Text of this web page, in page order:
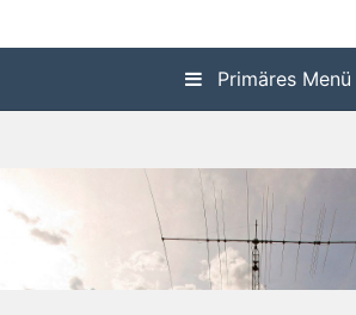
Inhalt
P24 Homepage
Primäres Menü